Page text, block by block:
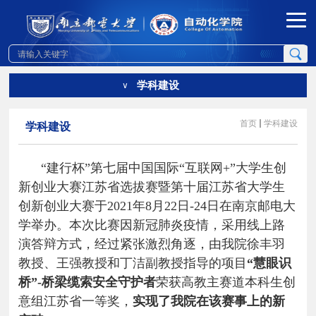
∨ 学科建设
学科建设 首页 学科建设
“建行杯”第七届中国国际“互联网 +”大学生创
新创业大赛江苏省选拔赛暨第十届江苏省大学生
创新创业大赛于2021年8 月 22 日-24日在南京邮电大
学举办。本次比赛因新冠肺炎疫情，采用线上路
演答辩方式，经过紧张激烈角逐，由我院徐丰羽
教授、王强教授和丁洁副教授指导的项目 “慧眼识
桥”-桥梁缆索安全守护者荣获高教主赛道本科生创
意组江苏省一等奖， 实现了我院在该赛事上的新